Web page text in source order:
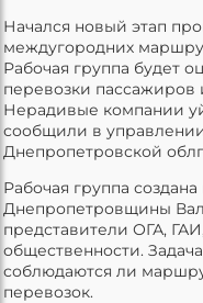
Начался новый этап
междугородних
Рабочая группа будет
перевозки пассажиров
Нерадивые компании
сообщили в
Днепропетровской
Рабочая группа
Днепропетровщины
представители ОГА,
общественности.
соблюдаются ли
перевозок.